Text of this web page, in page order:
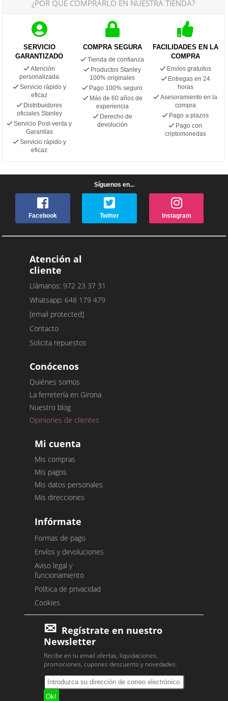
¿POR QUÉ COMPRARLO EN NUESTRA TIENDA?
SERVICIO
GARANTIZADO
Atención
personalizada
Servicio rápido y
eficaz
Distribuidores
oficiales Stanley
Servicio Post-venta y
Garantías
Servicio rápido y
eficaz
COMPRA SEGURA
Tienda de confianza
Productos Stanley
100% originales
Pago 100% seguro
Más de 60 años de
experiencia
Derecho de
devolución
FACILIDADES EN LA
COMPRA
Envíos gratuitos
Entregas en 24
horas
Asesoramiento en la
compra
Pago a plazos
Pago con
criptomonedas
Síguenos en...
Facebook Twitter Instagram
Atención al
cliente
Llámanos: 972 23 37 31
Whatsapp: 648 179 479
[email protected]
Contacto
Solicita repuestos
Conócenos
Quiénes somos
La ferretería en Girona
Nuestro blog
Opiniones de clientes
Mi cuenta
Mis compras
Mis pagos
Mis datos personales
Mis direcciones
Infórmate
Formas de pago
Envíos y devoluciones
Aviso legal y
funcionamiento
Política de privacidad
Cookies
Regístrate en nuestro
Newsletter
Recibe en tu email ofertas, liquidaciones,
promociones, cupones descuento y novedades.